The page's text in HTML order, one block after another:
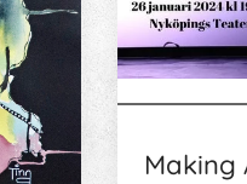
Making